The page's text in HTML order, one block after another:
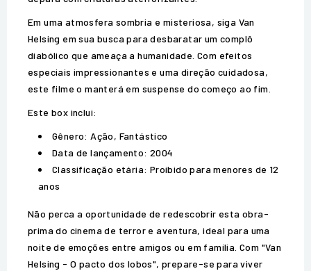
Em uma atmosfera sombria e misteriosa, siga Van
Helsing em sua busca para desbaratar um complô
diabólico que ameaça a humanidade. Com efeitos
especiais impressionantes e uma direção cuidadosa,
este filme o manterá em suspense do começo ao fim.
Este box inclui:
Gênero: Ação, Fantástico
Data de lançamento: 2004
Classificação etária: Proibido para menores de 12
anos
Não perca a oportunidade de redescobrir esta obra-
prima do cinema de terror e aventura, ideal para uma
noite de emoções entre amigos ou em família. Com "Van
Helsing - O pacto dos lobos", prepare-se para viver